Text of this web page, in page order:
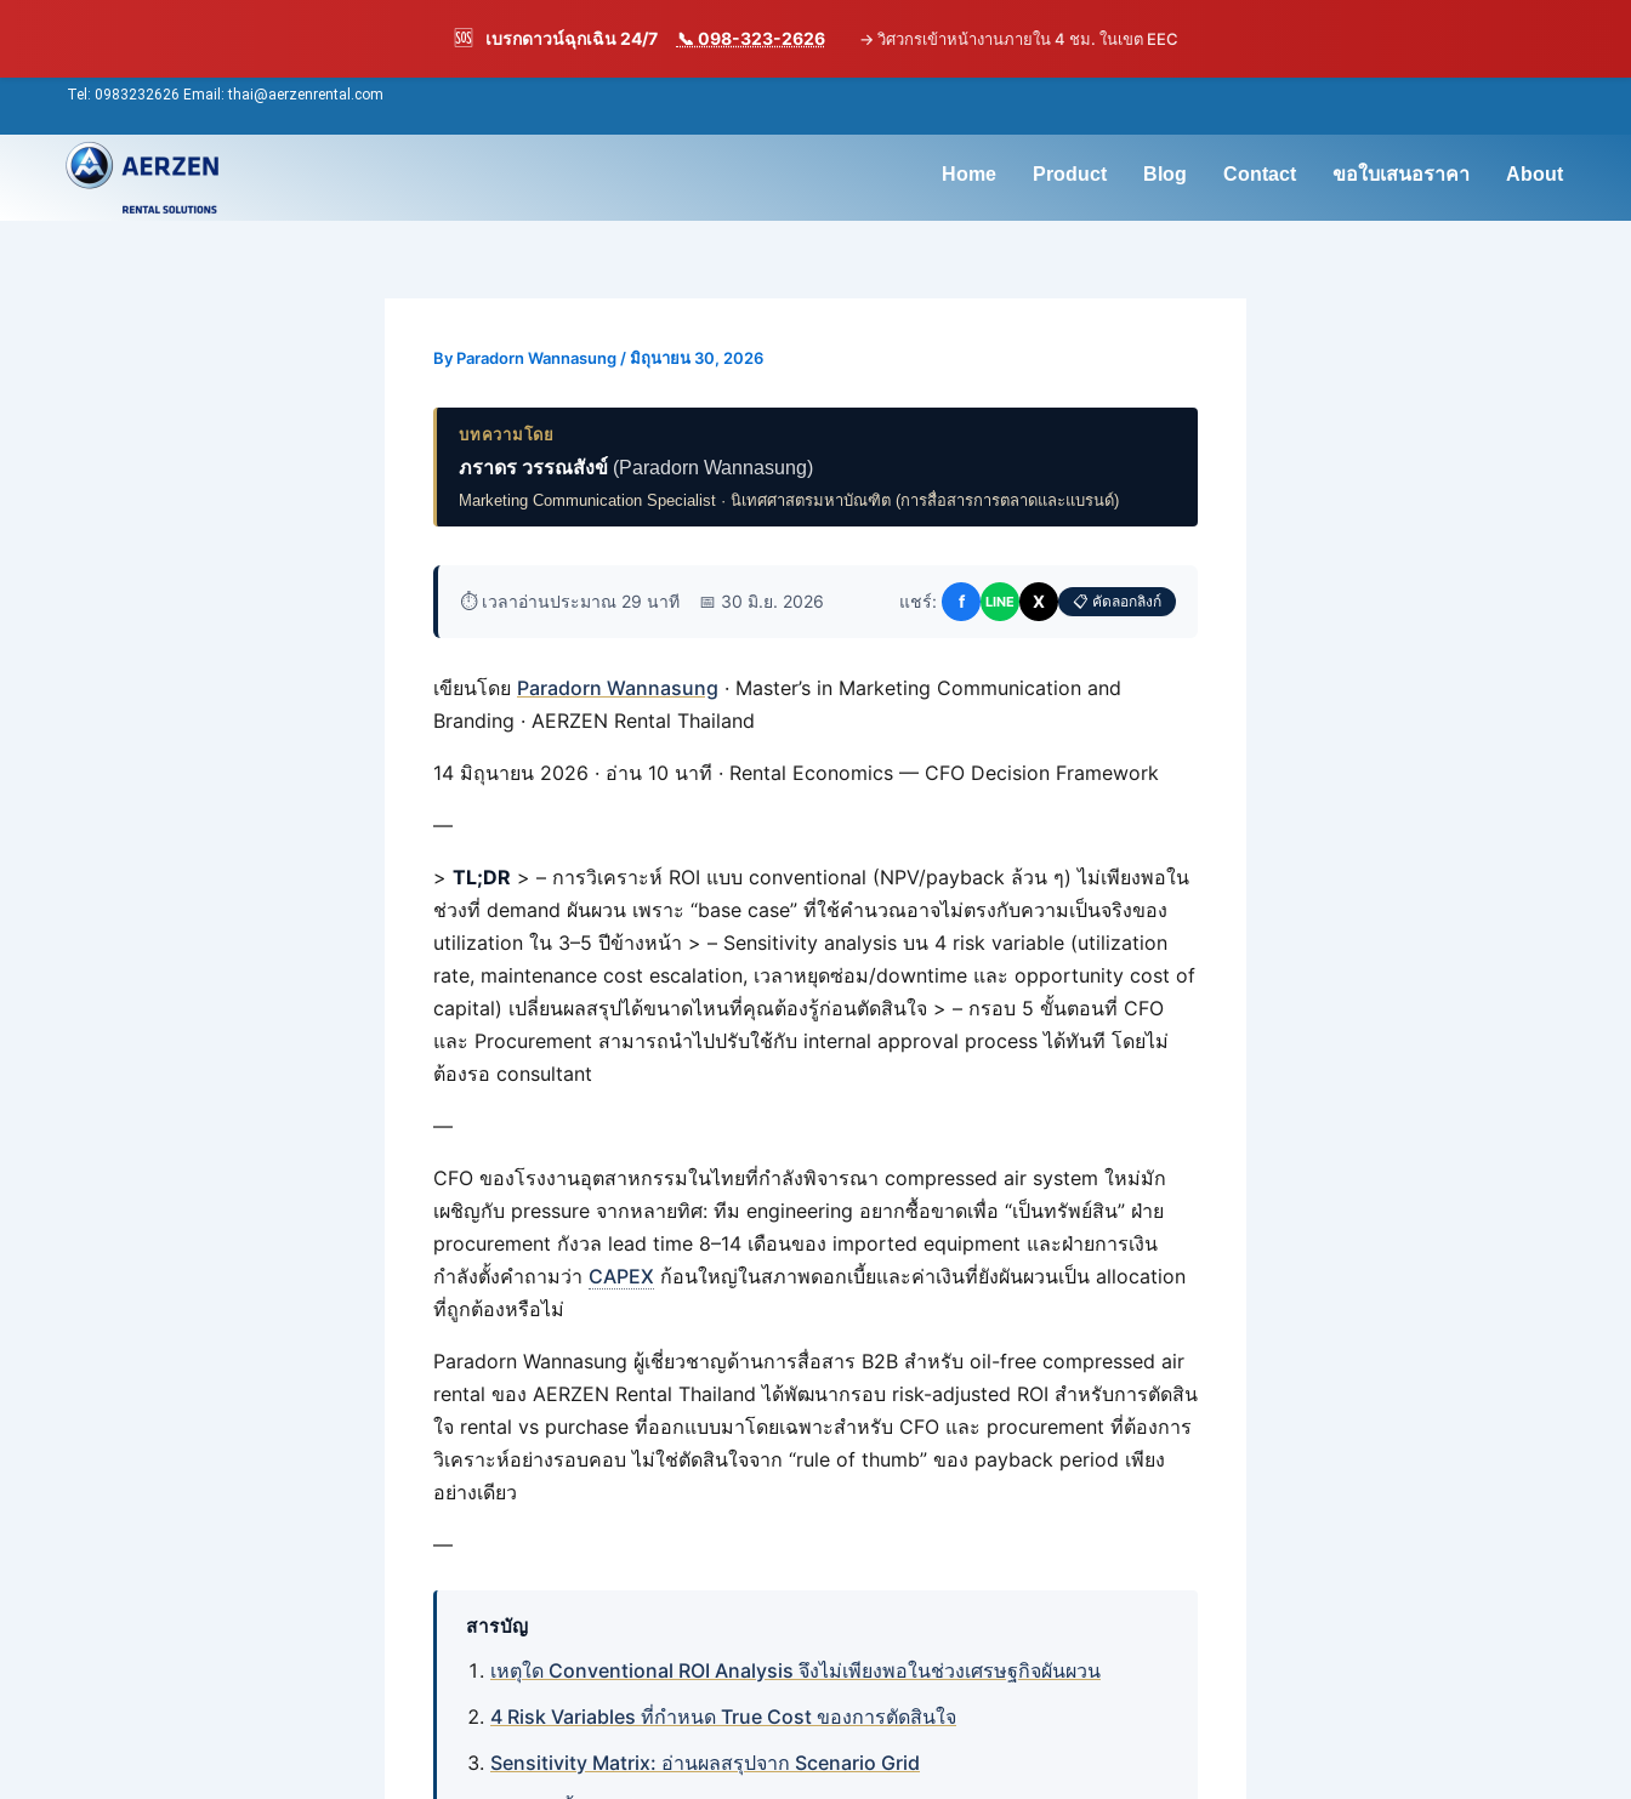
🆘 เบรกดาวน์ฉุกเฉิน 24/7 📞 098-323-2626 → วิศวกรเข้าหน้างานภายใน 4 ชม. ในเขต EEC
content
Tel: 0983232626 Email: thai@aerzenrental.com
Home Product Blog Contact ขอใบเสนอราคา About
By Paradorn Wannasung /มิถุนายน 30, 2026
บทความโดย
ภราดร วรรณสังข์ (Paradorn Wannasung)
Marketing Communication Specialist · นิเทศศาสตรมหาบัณฑิต (การสื่อสารการตลาดและแบรนด์)
⏱️ เวลาอ่านประมาณ 29 นาที 📅 30 มิ.ย. 2026 แชร์: f LINE X 📋 คัดลอกลิงก์
เขียนโดย Paradorn Wannasung · Master’s in Marketing Communication and
Branding · AERZEN Rental Thailand
14 มิถุนายน 2026 · อ่าน 10 นาที · Rental Economics — CFO Decision Framework
—
> TL;DR > – การวิเคราะห์ ROI แบบ conventional (NPV/payback ล้วน ๆ) ไม่เพียงพอใน
ช่วงที่ demand ผันผวน เพราะ “base case” ที่ใช้คำนวณอาจไม่ตรงกับความเป็นจริงของ
utilization ใน 3–5 ปีข้างหน้า > – Sensitivity analysis บน 4 risk variable (utilization
rate, maintenance cost escalation, เวลาหยุดซ่อม/downtime และ opportunity cost of
capital) เปลี่ยนผลสรุปได้ขนาดไหนที่คุณต้องรู้ก่อนตัดสินใจ > – กรอบ 5 ขั้นตอนที่ CFO
และ Procurement สามารถนำไปปรับใช้กับ internal approval process ได้ทันที โดยไม่
ต้องรอ consultant
—
CFO ของโรงงานอุตสาหกรรมในไทยที่กำลังพิจารณา compressed air system ใหม่มัก
เผชิญกับ pressure จากหลายทิศ: ทีม engineering อยากซื้อขาดเพื่อ “เป็นทรัพย์สิน” ฝ่าย
procurement กังวล lead time 8–14 เดือนของ imported equipment และฝ่ายการเงิน
กำลังตั้งคำถามว่า CAPEX ก้อนใหญ่ในสภาพดอกเบี้ยและค่าเงินที่ยังผันผวนเป็น allocation
ที่ถูกต้องหรือไม่
Paradorn Wannasung ผู้เชี่ยวชาญด้านการสื่อสาร B2B สำหรับ oil-free compressed air
rental ของ AERZEN Rental Thailand ได้พัฒนากรอบ risk-adjusted ROI สำหรับการตัดสิน
ใจ rental vs purchase ที่ออกแบบมาโดยเฉพาะสำหรับ CFO และ procurement ที่ต้องการ
วิเคราะห์อย่างรอบคอบ ไม่ใช่ตัดสินใจจาก “rule of thumb” ของ payback period เพียง
อย่างเดียว
—
สารบัญ
เหตุใด Conventional ROI Analysis จึงไม่เพียงพอในช่วงเศรษฐกิจผันผวน
4 Risk Variables ที่กำหนด True Cost ของการตัดสินใจ
Sensitivity Matrix: อ่านผลสรุปจาก Scenario Grid